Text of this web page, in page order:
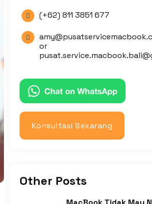
 (+62) 811 3851 677

or
Konsultasi Sekarang
Other Posts